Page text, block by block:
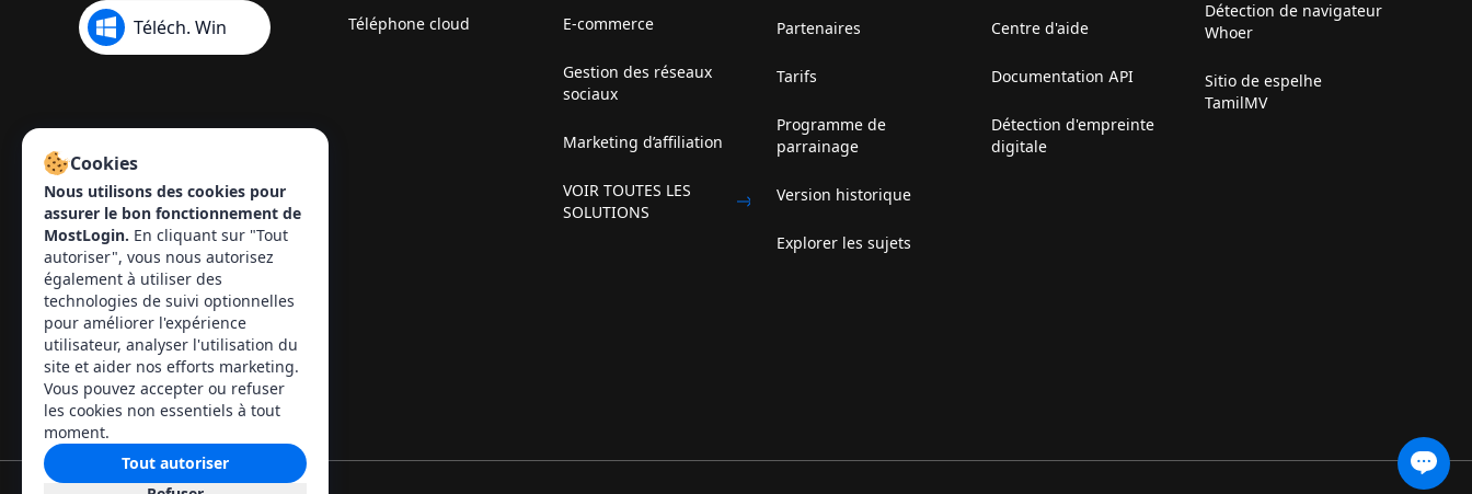
Téléch. Win Téléphone cloud E-commerce
Gestion des réseaux
sociaux
Marketing d’affiliation
VOIR TOUTES LES
SOLUTIONS
Partenaires
Tarifs
Programme de
parrainage
Version historique
Explorer les sujets
Centre d'aide
Documentation API
Détection d'empreinte
digitale
Détection de navigateur
Whoer
Sitio de espelhe
TamilMV
Contact
info@mostlogin.com
Cookies
Nous utilisons des cookies pour
assurer le bon fonctionnement de
MostLogin. En cliquant sur "Tout
autoriser", vous nous autorisez
également à utiliser des
technologies de suivi optionnelles
pour améliorer l'expérience
utilisateur, analyser l'utilisation du
site et aider nos efforts marketing.
Vous pouvez accepter ou refuser
les cookies non essentiels à tout
moment.
Tout autoriser